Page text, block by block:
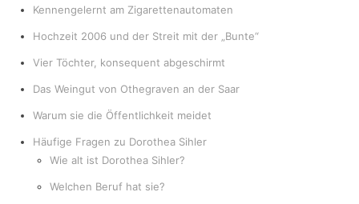
Kennengelernt am Zigarettenautomaten
Hochzeit 2006 und der Streit mit der „Bunte“
Vier Töchter, konsequent abgeschirmt
Das Weingut von Othegraven an der Saar
Warum sie die Öffentlichkeit meidet
Häufige Fragen zu Dorothea Sihler
Wie alt ist Dorothea Sihler?
Welchen Beruf hat sie?